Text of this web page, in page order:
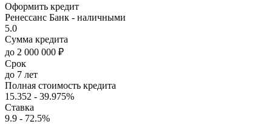
Оформить кредит
Ренессанс Банк - наличными
5.0
Сумма кредита
до 2 000 000 ₽
Срок
до 7 лет
Полная стоимость кредита
15.352 - 39.975%
Ставка
9.9 - 72.5%